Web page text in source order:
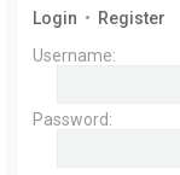
Login • Register
Username:
Password: